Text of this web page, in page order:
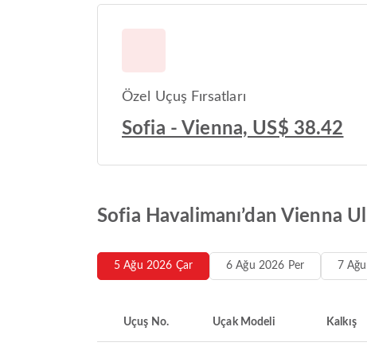
Özel Uçuş Fırsatları
Sofia - Vienna, US$ 38.42
Sofia Havalimanı’dan Vienna
5 Ağu 2026 Çar 6 Ağu 2026 Per 7
Uçuş No. Uçak Modeli Kalkış